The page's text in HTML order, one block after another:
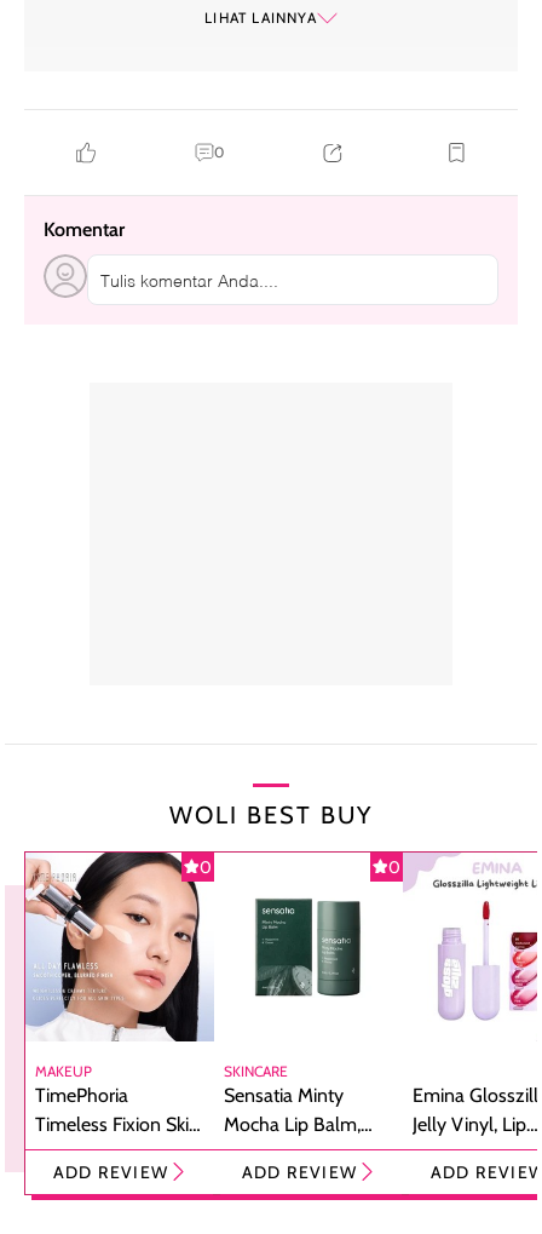
LIHAT LAINNYA
0
Komentar
Tulis komentar Anda....
WOLI BEST BUY
0
MAKEUP
TimePhoria
Timeless Fixion Skin
Tint Stick,
Foundation dan
ADD REVIEW
0
SKINCARE
Sensatia Minty
Mocha Lip Balm,
Pelembap Bibir
dengan Aroma
ADD REVIEW
Emina
Jelly Vinyl, Lip
Cream Glossy
Ringan
ADD